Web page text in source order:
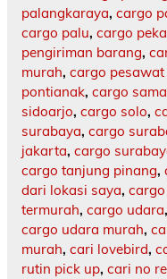
palangkaraya, cargo
cargo palu, cargo
pengiriman barang,
murah, cargo
pontianak, cargo
sidoarjo, cargo solo,
surabaya, cargo
jakarta, cargo
cargo tanjung pinang,
dari lokasi saya,
termurah, cargo udara,
cargo udara murah,
murah, cari lovebird,
rutin pick up, cari no